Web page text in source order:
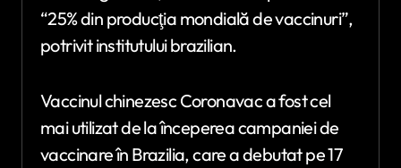
“25% din producţia mondială de vaccinuri”,
potrivit institutului brazilian.
Vaccinul chinezesc Coronavac a fost cel
mai utilizat de la începerea campaniei de
vaccinare în Brazilia, care a debutat pe 17